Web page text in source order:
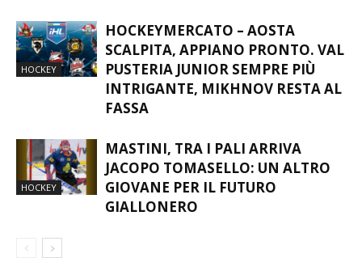
HOCKEY
HOCKEYMERCATO – AOSTA
SCALPITA, APPIANO PRONTO. VAL
PUSTERIA JUNIOR SEMPRE PIÙ
INTRIGANTE, MIKHNOV RESTA AL
FASSA
HOCKEY
MASTINI, TRA I PALI ARRIVA
JACOPO TOMASELLO: UN ALTRO
GIOVANE PER IL FUTURO
GIALLONERO